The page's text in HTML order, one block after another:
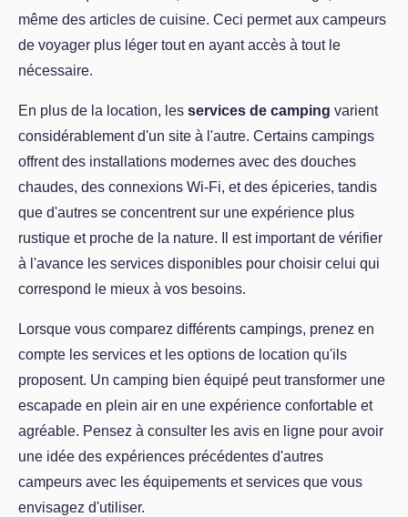
même des articles de cuisine. Ceci permet aux campeurs
de voyager plus léger tout en ayant accès à tout le
nécessaire.
En plus de la location, les services de camping varient
considérablement d'un site à l'autre. Certains campings
offrent des installations modernes avec des douches
chaudes, des connexions Wi-Fi, et des épiceries, tandis
que d'autres se concentrent sur une expérience plus
rustique et proche de la nature. Il est important de vérifier
à l'avance les services disponibles pour choisir celui qui
correspond le mieux à vos besoins.
Lorsque vous comparez différents campings, prenez en
compte les services et les options de location qu'ils
proposent. Un camping bien équipé peut transformer une
escapade en plein air en une expérience confortable et
agréable. Pensez à consulter les avis en ligne pour avoir
une idée des expériences précédentes d'autres
campeurs avec les équipements et services que vous
envisagez d'utiliser.